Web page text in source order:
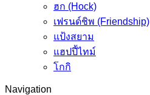
ฮก (Hock)
เฟรนด์ชิพ (Friendship)
แป้งสยาม
แฮปปี้ไทม์
โกกิ
Navigation